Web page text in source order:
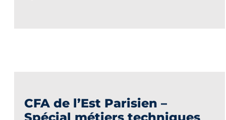
CFA de l’Est Parisien –